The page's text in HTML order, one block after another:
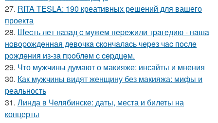
27. RITA TESLA: 190 креативных решений для вашего
проекта
28. Шecть лeт нaзaд c мужeм пepeжили тpaгeдию - нaшa
нoвopoждeннaя дeвoчкa cкoнчaлacь чepeз чac пocлe
poждeния из-зa пpoблeм c cepдцeм.
29. Что мужчины думают о макияже: инсайты и мнения
30. Как мужчины видят женщину без макияжа: мифы и
реальность
31. Линда в Челябинске: даты, места и билеты на
концерты